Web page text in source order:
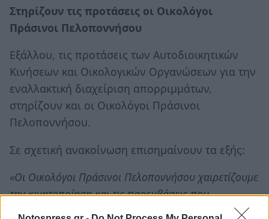
Στηρίζουν τις προτάσεις οι Οικολόγοι
Πράσινοι Πελοποννήσου
Εξάλλου, τις προτάσεις των Αυτοδιοικητικών
Κινήσεων και Οικολογικών Οργανώσεων για την
εναλλακτική διαχείριση απορριμμάτων,
στηρίζουν και οι Οικολόγοι Πράσινοι
Πελοποννήσου.
Σε σχετική ανακοίνωση επισημαίνουν τα εξής:
«Οι Οικολόγοι Πράσινοι Πελοποννήσου χαιρετίζουμε
την κινητοποίηση και τις παρεμβάσεις που
πραγματοποίησε το «Δίκτυο Αυτοδιοικητικών και